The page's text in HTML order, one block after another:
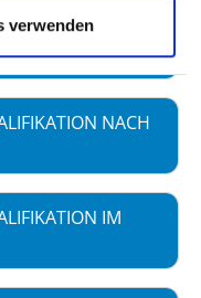
verwenden
ZUM
NACH
IM